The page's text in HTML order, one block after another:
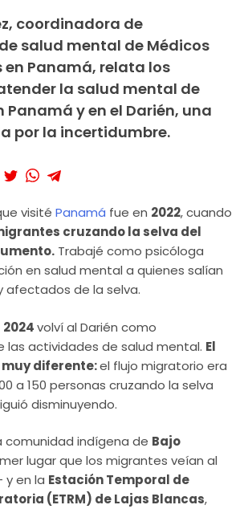
coordinadora de
salud mental de Médicos
en Panamá, relata los
la salud mental de
y en el Darién, una
por la incertidumbre.
visité Panamá fue en 2022, cuando
cruzando la selva del
Trabajé como psicóloga
en salud mental a quienes salían
afectados de la selva.
2024volví al Darién como
las actividades de salud mental. El
diferente:el flujo migratorio era
a 150 personas cruzando la selva
disminuyendo.
comunidad indígena de Bajo
lugar que los migrantes veían al
y en la Estación Temporal de
(ETRM) de Lajas Blancas,